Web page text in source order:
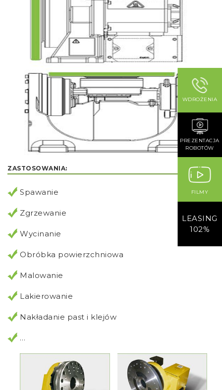
ZASTOSOWANIA:
Spawanie
Zgrzewanie
Wycinanie
Obróbka powierzchniowa
Malowanie
Lakierowanie
Nakładanie past i klejów
…
WDROŻENIA
PREZENTACJA
ROBOTÓW
FILMY
LEASING
102%